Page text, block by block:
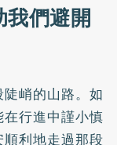
們避開
峭的山路。如
行進中謹小慎
利地走過那段